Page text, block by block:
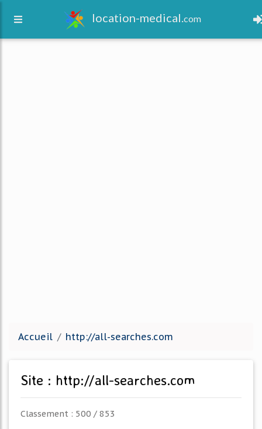
location-medical.com
Accueil http://all-searches.com
Site : http://all-searches.com
Classement : 500 / 853